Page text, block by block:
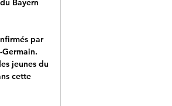
Bayern
par
jeunes du
cette